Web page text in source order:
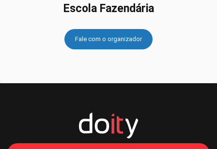
Escola Fazendária
Fale com o organizador